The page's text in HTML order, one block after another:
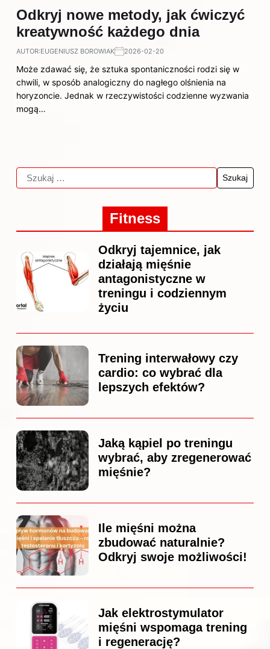
Odkryj nowe metody, jak ćwiczyć
kreatywność każdego dnia
AUTOR:EUGENIUSZ BOROWIAK 2026-02-20
Może zdawać się, że sztuka spontaniczności rodzi się w
chwili, w sposób analogiczny do nagłego olśnienia na
horyzoncie. Jednak w rzeczywistości codzienne wyzwania
mogą…
Fitness
Odkryj tajemnice, jak
działają mięśnie
antagonistyczne w
treningu i codziennym
życiu
Trening interwałowy czy
cardio: co wybrać dla
lepszych efektów?
Jaką kąpiel po treningu
wybrać, aby zregenerować
mięśnie?
Ile mięśni można
zbudować naturalnie?
Odkryj swoje możliwości!
Jak elektrostymulator
mięśni wspomaga trening
i regenerację?